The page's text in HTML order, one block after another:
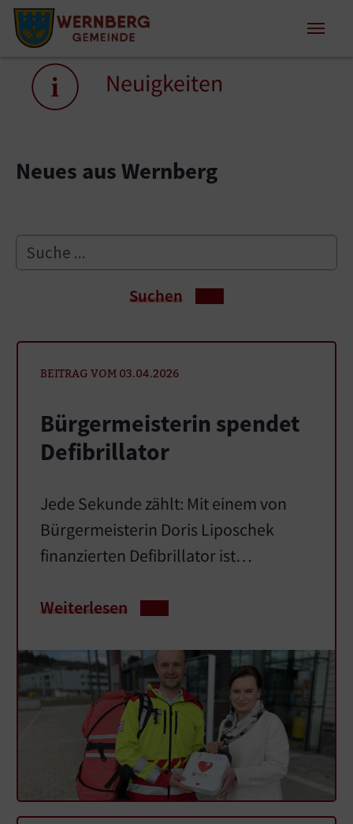
Zum Inhalt springen
Zum Seitenende springen
Sie sind hier: Neuigkeiten
Neues aus Wernberg
Suchen
BEITRAG VOM 03.04.2026
Bürgermeisterin spendet
Defibrillator
Jede Sekunde zählt: Mit einem von
Bürgermeisterin Doris Liposchek
finanzierten Defibrillator ist…
Weiterlesen